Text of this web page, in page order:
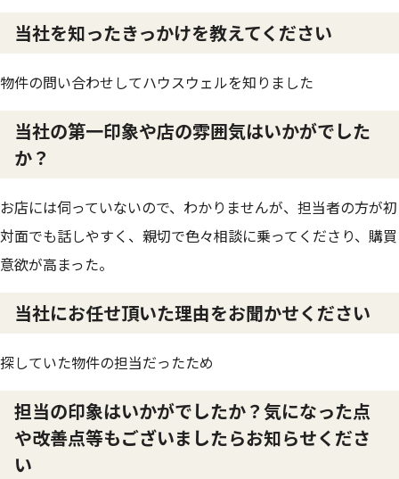
当社を知ったきっかけを教えてください
物件の問い合わせしてハウスウェルを知りました
当社の第一印象や店の雰囲気はいかがでした
か？
お店には伺っていないので、わかりませんが、担当者の方が初
対面でも話しやすく、親切で色々相談に乗ってくださり、購買
意欲が高まった。
当社にお任せ頂いた理由をお聞かせください
探していた物件の担当だったため
担当の印象はいかがでしたか？気になった点
や改善点等もございましたらお知らせくださ
い